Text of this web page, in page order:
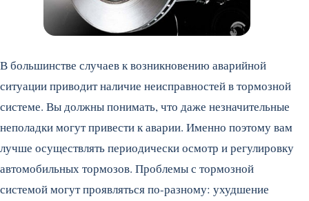
В большинстве случаев к возникновению аварийной
ситуации приводит наличие неисправностей в тормозной
системе. Вы должны понимать, что даже незначительные
неполадки могут привести к аварии. Именно поэтому вам
лучше осуществлять периодически осмотр и регулировку
автомобильных тормозов. Проблемы с тормозной
системой могут проявляться по-разному: ухудшение